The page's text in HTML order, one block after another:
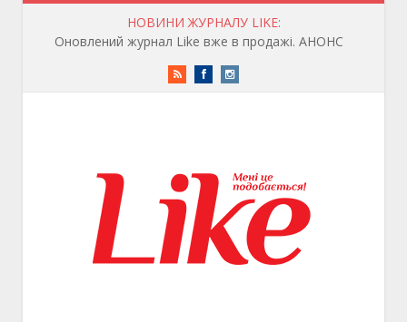
НОВИНИ ЖУРНАЛУ LIKE:
RSS FacebookInstagram